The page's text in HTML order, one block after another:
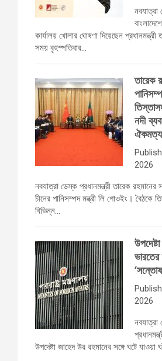
নবযাত্রা
কার্যালয় খোলার ঘোষণা দিয়েছেন
সময় বৃহস্পতিবার…
তারেক
নদী
ঐকমত্য
2026
নবযাত্রা ডেস্ক প্রধানমন্ত্রী তারেক রহমানের
চীনের পানিসম্পদ মন্ত্রী লি গোওইং। বৈঠকে
বিভিন্ন…
ভারতের
2026
নবযাত্রা
উপদেষ্টা জাহেদ উর রহমানের সঙ্গে ঘটে যাওয়া